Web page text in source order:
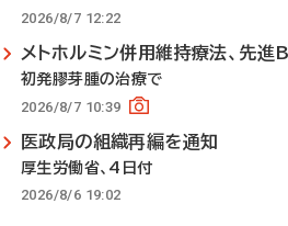
2026/8/7 12:22
メトホルミン併用維持療法、先進
初発膠芽腫の治療で
2026/8/7 10:39
医政局の組織再編を通知
厚生労働省、4日付
2026/8/6 19:02